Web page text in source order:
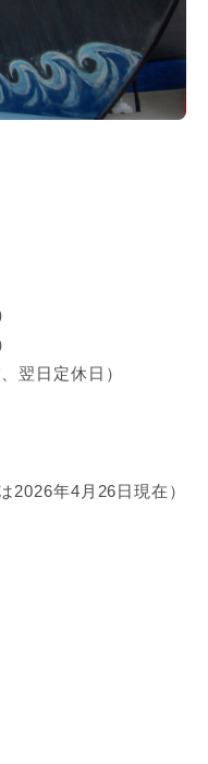
翌日定休日）
2026年4月26日現在）